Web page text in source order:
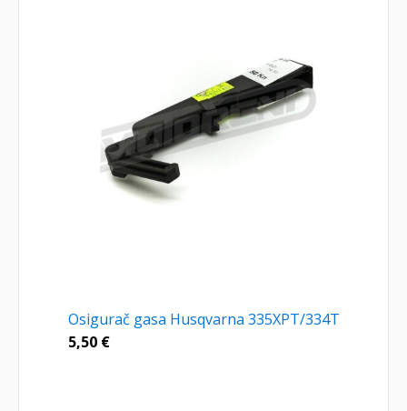
Osigurač gasa Husqvarna 335XPT/334T
5,50 €